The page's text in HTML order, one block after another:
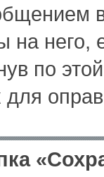
на него,
по
для